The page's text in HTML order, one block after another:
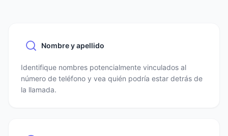
Nombre y apellido
Identifique nombres potencialmente vinculados al
número de teléfono y vea quién podría estar detrás de
la llamada.